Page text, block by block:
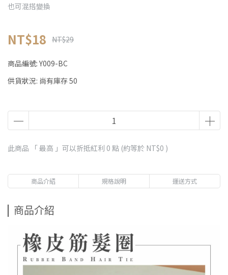
也可混搭變換
NT$18 NT$29
商品編號: Y009-BC
供貨狀況: 尚有庫存 50
此商品 「 最高 」可以折抵紅利 0 點 (約等於 NT$0 )
商品介紹 規格說明 運送方式
商品介紹